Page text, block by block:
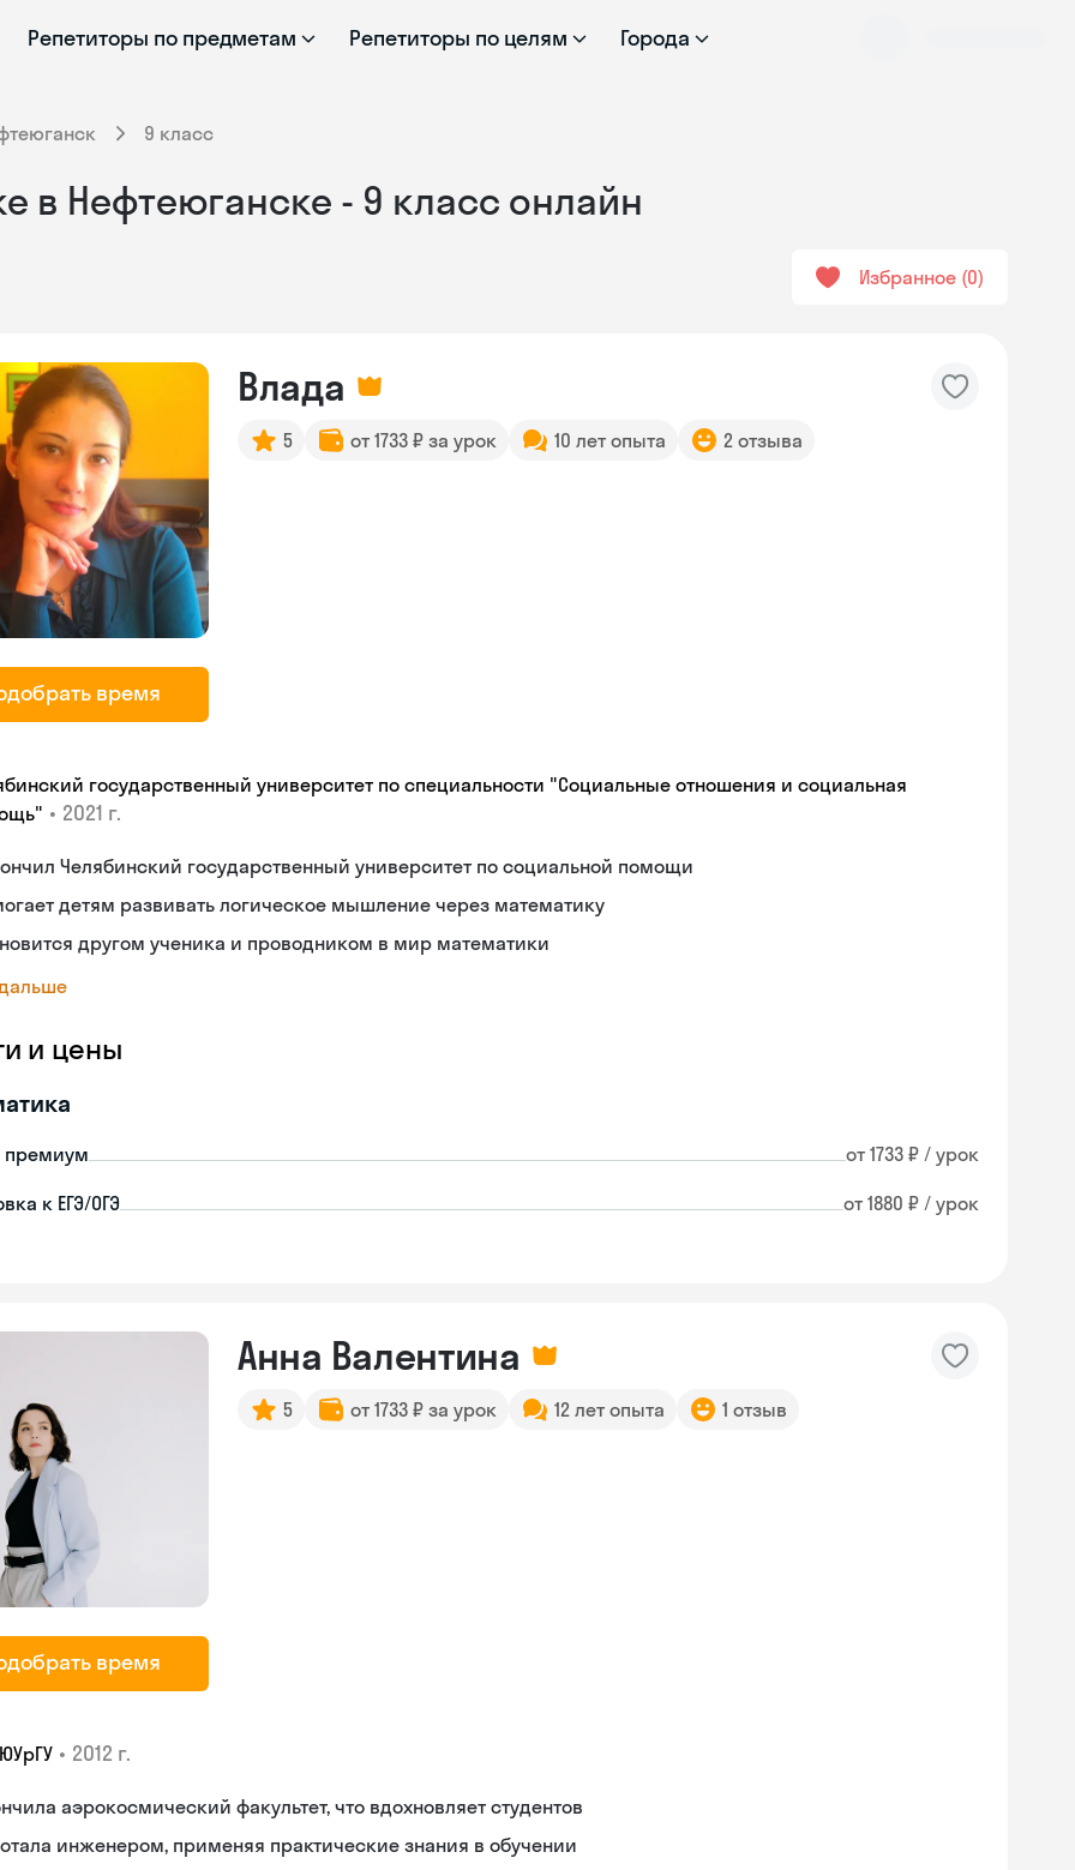
Репетиторы по предметам Репетиторы по целям Города
9 класс
в Нефтеюганске - 9 класс онлайн
Избранное 0
время
Влада
5 от 1733 ₽ за урок 10 лет опыта 2 отзыва
государственный университет по специальности "Социальные отношения и социальная
• 2021 г.
Челябинский государственный университет по социальной помощи
детям развивать логическое мышление через математику
другом ученика и проводником в мир математики
и цены
премиум от 1733 ₽ / урок
к ЕГЭ/ОГЭ от 1880 ₽ / урок
время
Анна Валентина
5 от 1733 ₽ за урок 12 лет опыта 1 отзыв
• 2012 г.
аэрокосмический факультет, что вдохновляет студентов
инженером, применяя практические знания в обучении